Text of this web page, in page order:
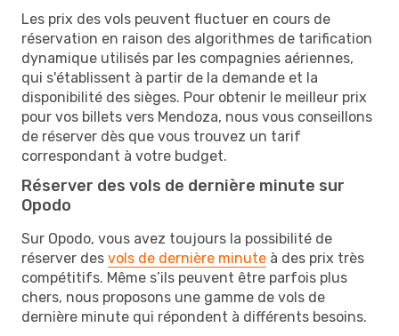
Les prix des vols peuvent fluctuer en cours de
réservation en raison des algorithmes de tarification
dynamique utilisés par les compagnies aériennes,
qui s'établissent à partir de la demande et la
disponibilité des sièges. Pour obtenir le meilleur prix
pour vos billets vers Mendoza, nous vous conseillons
de réserver dès que vous trouvez un tarif
correspondant à votre budget.
Réserver des vols de dernière minute sur
Opodo
Sur Opodo, vous avez toujours la possibilité de
réserver des vols de dernière minute à des prix très
compétitifs. Même s’ils peuvent être parfois plus
chers, nous proposons une gamme de vols de
dernière minute qui répondent à différents besoins.